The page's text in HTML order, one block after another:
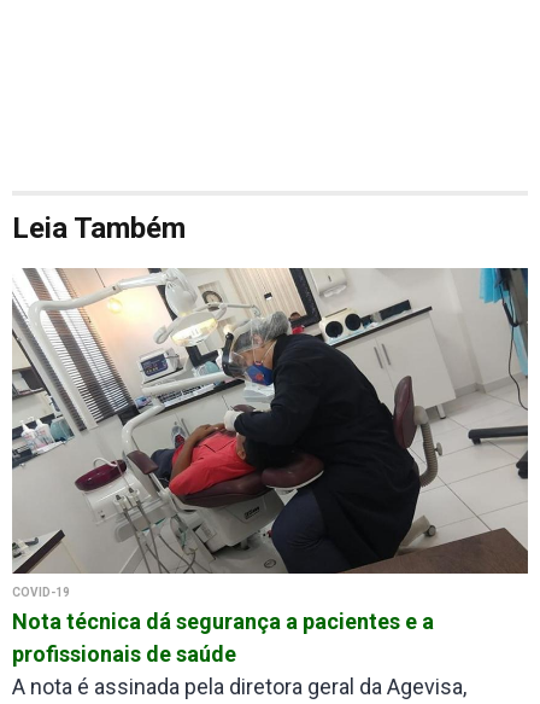
Leia Também
COVID-19
Nota técnica dá segurança a pacientes e a
profissionais de saúde
A nota é assinada pela diretora geral da Agevisa,